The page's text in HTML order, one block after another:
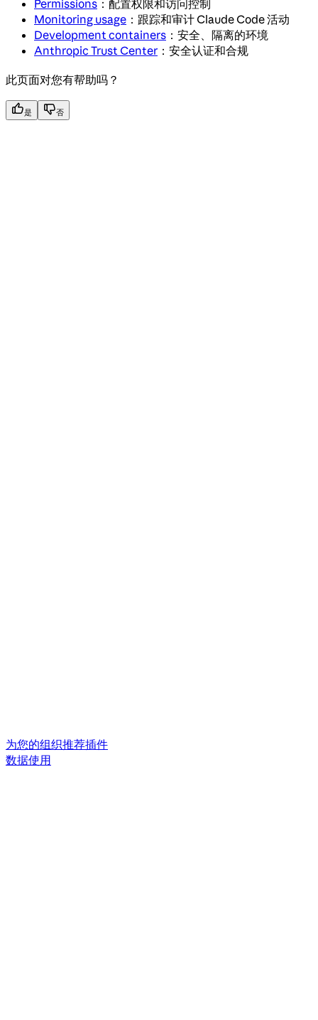
Permissions ：配置权限和访问控制
Monitoring usage ：跟踪和审计 Claude Code 活动
Development containers ：安全、隔离的环境
Anthropic Trust Center ：安全认证和合规
此页面对您有帮助吗？
是 否
为您的组织推荐插件
数据使用